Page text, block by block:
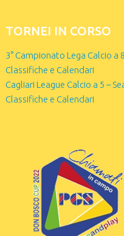
TORNEI IN CORSO
3° Campionato Lega Calcio a
Classifiche e Calendari
Cagliari League Calcio a 5 –
Classifiche e Calendari